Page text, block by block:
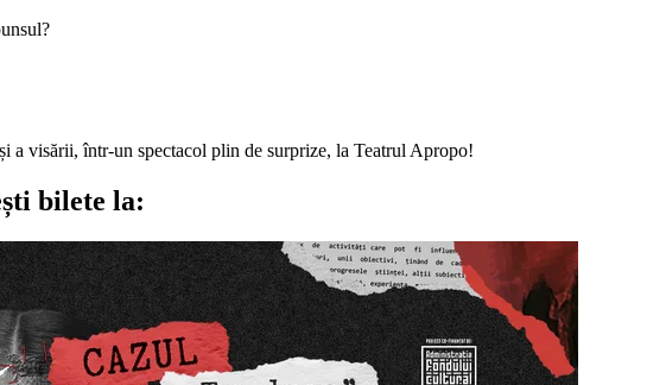
a visării, într-un spectacol plin de surprize, la Teatrul Apropo!
bilete la: